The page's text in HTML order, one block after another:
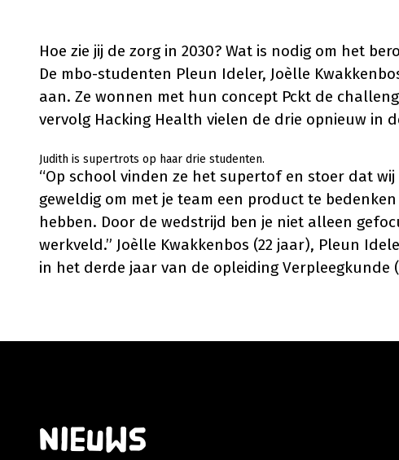
Hoe zie jij de zorg in 2030? Wat is nodig om het
De mbo-studenten Pleun Ideler, Joèlle
aan. Ze wonnen met hun concept Pckt de
vervolg Hacking Health vielen de drie opnieuw in
Judith is supertrots op haar drie studenten.
“Op school vinden ze het supertof en stoer dat
geweldig om met je team een product te
hebben. Door de wedstrijd ben je niet alleen
werkveld.” Joèlle Kwakkenbos (22 jaar), Pleun
in het derde jaar van de opleiding Verpleegkunde
Nieuws